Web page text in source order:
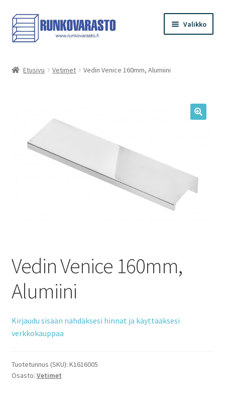
Siirry
navigointiin
Siirry
sisältöön
Valikko
Kassa
Etusivu Vetimet Vedin Venice 160mm, Alumiini
Vedin Venice 160mm,
Alumiini
Kirjaudu sisään nähdäksesi hinnat ja käyttääksesi
verkkokauppaa
Tuotetunnus (SKU): K1616005
Osasto: Vetimet